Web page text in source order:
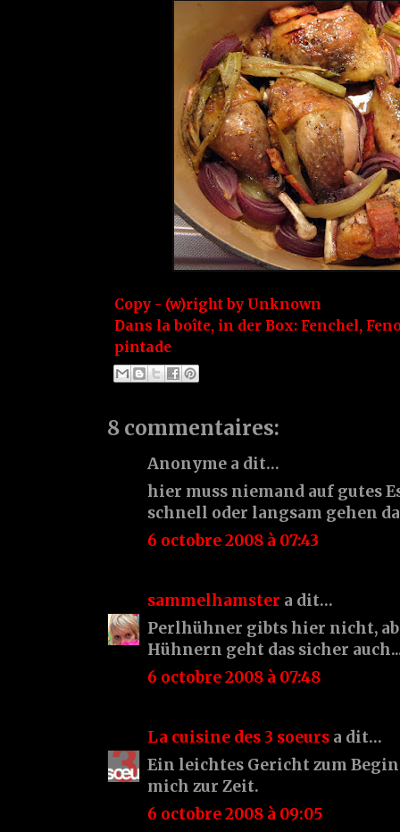
Copy - (w)right by Unknown
Dans la boîte, in der Box: Fenchel,
pintade
8 commentaires:
Anonyme a dit…
hier muss niemand auf gutes
schnell oder langsam gehen
6 octobre 2008 à 07:43
sammelhamster a dit…
Perlhühner gibts hier nicht,
Hühnern geht das sicher
6 octobre 2008 à 07:48
La cuisine des 3 soeurs a dit…
Ein leichtes Gericht zum
mich zur Zeit.
6 octobre 2008 à 09:05